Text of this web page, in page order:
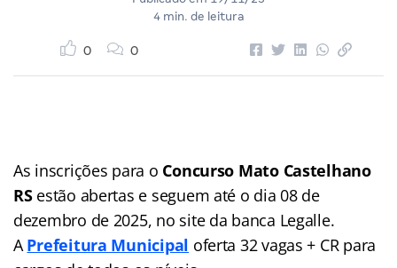
4 min. de leitura
0 0
As inscrições para o Concurso Mato Castelhano
RSestão abertas e seguem até o dia 08 de
dezembro de 2025, no site da banca Legalle.
A Prefeitura Municipal oferta 32 vagas + CR para